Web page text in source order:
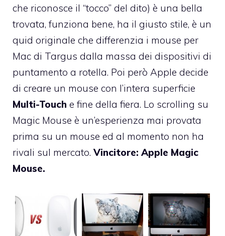
che riconosce il “tocco” del dito) è una bella
trovata, funziona bene, ha il giusto stile, è un
quid originale che differenzia i mouse per
Mac di Targus dalla massa dei dispositivi di
puntamento a rotella. Poi però Apple decide
di creare un mouse con l’intera superficie
Multi-Touch e fine della fiera. Lo scrolling su
Magic Mouse è un’esperienza mai provata
prima su un mouse ed al momento non ha
rivali sul mercato. Vincitore: Apple Magic
Mouse.